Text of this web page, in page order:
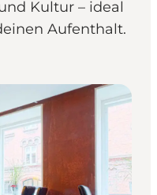
Kultur – ideal
Aufenthalt.